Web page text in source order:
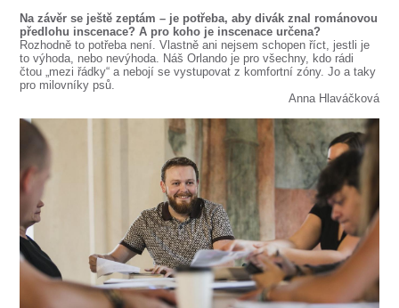
Na závěr se ještě zeptám – je potřeba, aby divák znal románovou
předlohu inscenace? A pro koho je inscenace určena?
Rozhodně to potřeba není. Vlastně ani nejsem schopen říct, jestli je
to výhoda, nebo nevýhoda. Náš Orlando je pro všechny, kdo rádi
čtou „mezi řádky“ a nebojí se vystupovat z komfortní zóny. Jo a taky
pro milovníky psů.
Anna Hlaváčková